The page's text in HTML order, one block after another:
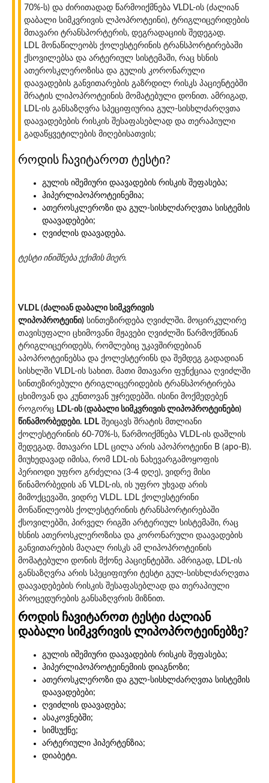
70%-ს) და ძირითადად წარმოიქმნება VLDL-ის (ძალიან
დაბალი სიმკვრივის ლპოპროტეინი), ტრიგლიცერიდების
მთავარი ტრანსპორტერის, დეგრადაციის შედეგად.
LDL მონაწილეობს ქოლესტერინის ტრანსპორტირებაში
ქსოვილებსა და არტერიულ სისტემაში, რაც ხსნის
ათეროსკლეროზისა და გულის კორონარული
დაავადების განვითარების გაზრდილ რისკს პაციენტებში
შრატის ლიპოპროტეინის მომატებული დონით. ამრიგად,
LDL-ის განსაზღვრა სპეციფიურია გულ-სისხლძარღვთა
დაავადებების რისკის შესაფასებლად და თერაპიული
გადაწყვეტილების მიღებისათვის;
როდის ჩავიტაროთ ტესტი?
გულის იშემიური დაავადების რისკის შეფასება;
ჰიპერლიპოპროტეინემია;
ათეროსკლეროზი და გულ-სისხლძარღვთა სისტემის
დაავადებები;
ღვიძლის დაავადება.
ტესტი ინიშნება ექიმის მიერ.
VLDL (ძალიან დაბალი სიმკვრივის
ლიპოპროტეინი) სინთეზირდება ღვიძლში. მოცირკულირე
თავისუფალი ცხიმოვანი მჟავები ღვიძლში წარმოქმნიან
ტრიგლიცერიდებს, რომლებიც უკავშირდებიან
აპოპროტეინებსა და ქოლესტერინს და შემდეგ გადადიან
სისხლში VLDL-ის სახით. მათი მთავარი ფუნქციაა ღვიძლში
სინთეზირებული ტრიგლიცერიდების ტრანსპორტირება
ცხიმოვან და კუნთოვან უჯრედებში. ისინი მოქმედებენ
როგორც LDL-ის (დაბალი სიმკვრივის ლიპოპროტეინები)
წინამორბედები. LDL შეიცავს შრატის მთლიანი
ქოლესტერინის 60-70%-ს, წარმოიქმნება VLDL-ის დაშლის
შედეგად. მთავარი LDL ცილა არის აპოპროტეინი B (apo-B).
მიუხედავად იმისა, რომ LDL-ის ნახევარგამოყოფის
პერიოდი უფრო გრძელია (3-4 დღე), ვიდრე მისი
წინამორბედის ან VLDL-ის, ის უფრო უხვად არის
მიმოქცევაში, ვიდრე VLDL. LDL ქოლესტერინი
მონაწილეობს ქოლესტერინის ტრანსპორტირებაში
ქსოვილებში, პირველ რიგში არტერიულ სისტემაში, რაც
ხსნის ათეროსკლეროზისა და კორონარული დაავადების
განვითარების მაღალ რისკს ამ ლიპოპროტეინის
მომატებული დონის მქონე პაციენტებში. ამრიგად, LDL-ის
განსაზღვრა არის სპეციფიური ტესტი გულ-სისხლძარღვთა
დაავადებების რისკის შესაფასებლად და თერაპიული
პროცედურების განსაზღვრის მიზნით.
როდის ჩავიტაროთ ტესტი ძალიან
დაბალი სიმკვრივის ლიპოპროტეინებზე?
გულის იშემიური დაავადების რისკის შეფასება;
ჰიპერლიპოპროტეინემიის დიაგნოზი;
ათეროსკლეროზი და გულ-სისხლძარღვთა სისტემის
დაავადებები;
ღვიძლის დაავადება;
ასაკოვნებში;
სიმსუქნე;
არტერიული ჰიპერტენზია;
დიაბეტი.